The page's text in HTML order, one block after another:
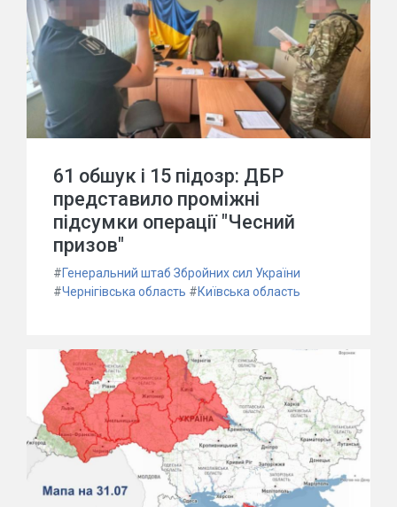
61 обшук і 15 підозр: ДБР
представило проміжні
підсумки операції "Чесний
призов"
#Генеральний штаб Збройних сил України
#Чернігівська область #Київська область